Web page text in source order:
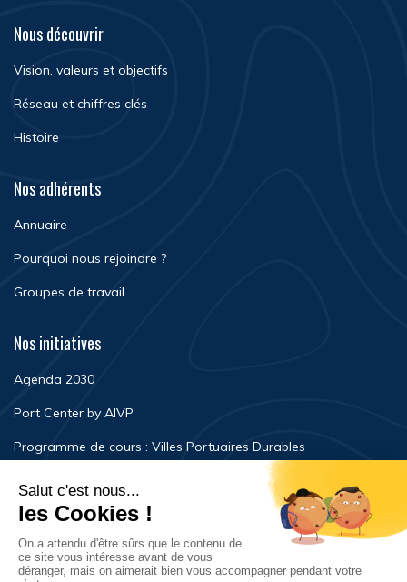
Nous découvrir
Vision, valeurs et objectifs
Réseau et chiffres clés
Histoire
Nos adhérents
Annuaire
Pourquoi nous rejoindre ?
Groupes de travail
Nos initiatives
Agenda 2030
Port Center by AIVP
Programme de cours : Villes Portuaires Durables
Newsroom
Événements
FAQ